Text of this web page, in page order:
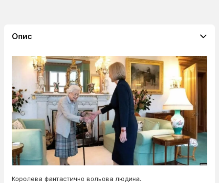
Опис
Королева фантастично вольова людина.